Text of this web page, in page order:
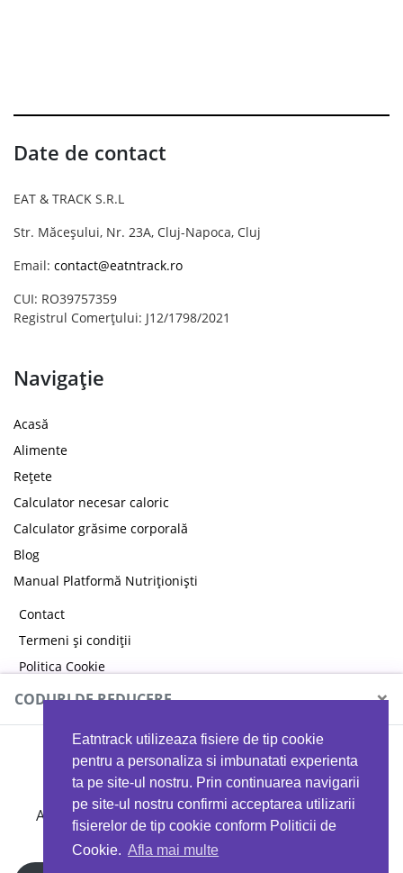
Eatntrack utilizeaza fisiere de tip cookie
pentru a personaliza si imbunatati experienta
ta pe site-ul nostru. Prin continuarea navigarii
pe site-ul nostru confirmi acceptarea utilizarii
fisierelor de tip cookie conform Politicii de
Cookie. Afla mai multe
Date de contact
EAT & TRACK S.R.L
Str. Măceșului, Nr. 23A, Cluj-Napoca, Cluj
Email: contact@eatntrack.ro
CUI: RO39757359
Registrul Comerțului: J12/1798/2021
Navigație
Acasă
Alimente
Rețete
Calculator necesar caloric
Calculator grăsime corporală
Blog
Manual Platformă Nutriționiști
Contact
Termeni și condiții
Politica Cookie
Politica de confidențialitate
CODURI DE REDUCERE ×
MYPROTEIN
Ai 40%reducere la orice comandă folosind codul
EATTRACK